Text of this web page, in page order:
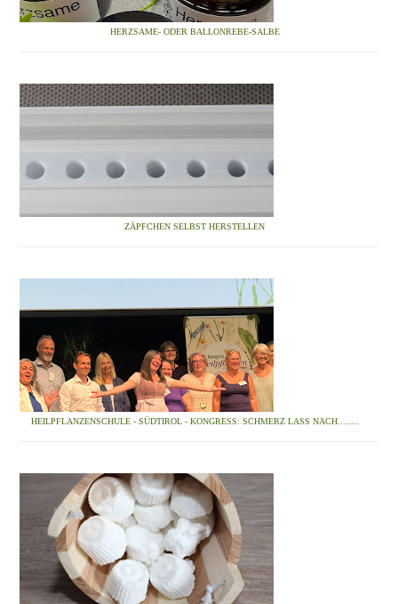
HERZSAME- ODER BALLONREBE-SALBE
ZÄPFCHEN SELBST HERSTELLEN
HEILPFLANZENSCHULE - SÜDTIROL - KONGRESS: SCHMERZ LASS NACH........